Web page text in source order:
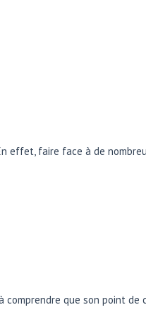
effet, faire face à de
que son point de